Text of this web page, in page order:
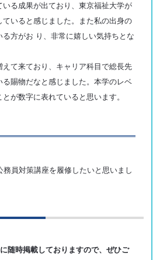
いる成果が出ており、東京福祉大学が
いると感じました。また私の出身の
方がお り、非常に嬉しい気持ちとな
えて来ており、キャリア科目で総長先
賜物だなと感じました。本学のレベ
が数字に表れていると思います。
務員対策講座を履修したいと思いまし
に随時掲載しておりますので、ぜひご